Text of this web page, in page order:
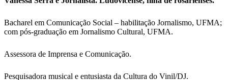
Bacharel em Comunicação Social – habilitação Jornalismo, UFMA;
com pós-graduação em Jornalismo Cultural, UFMA.
Assessora de Imprensa e Comunicação.
Pesquisadora musical e entusiasta da Cultura do Vinil/DJ.